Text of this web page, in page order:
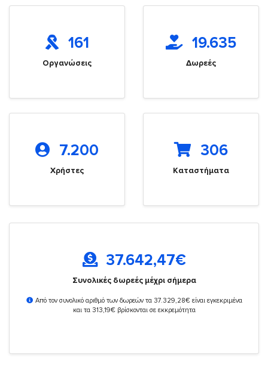
161
Οργανώσεις
19.635
Δωρεές
7.200
Χρήστες
306
Καταστήματα
37.642,47€
Συνολικές δωρεές μέχρι σήμερα
Από τον συνολικό αριθμό των δωρεών τα 37.329,28€ είναι εγκεκριμένα
και τα 313,19€ βρίσκονται σε εκκρεμότητα